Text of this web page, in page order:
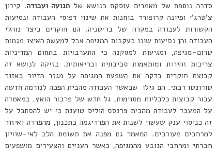
סדרה נוספת של מאמרים עוסקת בנושא של תנועה ועבודה. קירון
צ’טרג’י ופיונה קרופורד בוחנות את שינוי דפוסי העבודה ונסיעות
הקשורות לעבודה במקרה של בריטניה. הם חוקרים כיצד נוהלי
העבודה והן נסיעות שונו בעקבות המגיפה אבל למעשה האיצו מגמות
טרום-מגיפה, ומגיעות למסקנה כי התערבויות בתחום המדיניות
צריכות זהירות ומותאמות סביבתית ובריאותית. בזיקה לנושא זה
קבוצת חוקרים בדקה את השפעת המגיפה על מגזר הדיור באזור
טורונטו רבתי. הם גילו שכאשר העבודה מהבית הפכה לנורמה חדשה
עבור קבוצות כלכליות מסוימות, גל חדש של פרבור הואץ. במאמרה
על המעבר לעבודה מהבית פרנסס הוליס טוענת כי יש להסתכל על
זה כניסוי ענק שעשוי לשנות את הפרדיגמה בתכנון, מהפרדה ואיזור
למרחבים מעורבים. המאמר גם מפנה את תשומת הלב לאי-שוויון
חברתי ומרחבי הנובע מהמגיפה, כאשר העניים והצעירים מושפעים